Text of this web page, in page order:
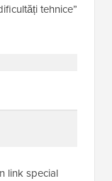
tehnice”
link special